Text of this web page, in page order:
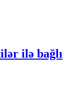
ilə bağlı